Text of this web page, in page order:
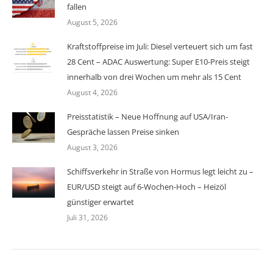
fallen
August 5, 2026
Kraftstoffpreise im Juli: Diesel verteuert sich um fast
28 Cent – ADAC Auswertung: Super E10-Preis steigt
innerhalb von drei Wochen um mehr als 15 Cent
August 4, 2026
Preisstatistik – Neue Hoffnung auf USA/Iran-
Gespräche lassen Preise sinken
August 3, 2026
Schiffsverkehr in Straße von Hormus legt leicht zu –
EUR/USD steigt auf 6-Wochen-Hoch – Heizöl
günstiger erwartet
Juli 31, 2026